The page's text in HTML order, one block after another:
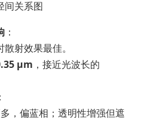
间关系图
：
射效果最佳。
μm ，接近光波长的
，偏蓝相；透明性增强但遮